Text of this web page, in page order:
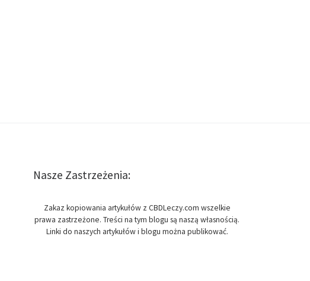
Nasze Zastrzeżenia:
Zakaz kopiowania artykułów z CBDLeczy.com wszelkie
prawa zastrzeżone. Treści na tym blogu są naszą własnością.
Linki do naszych artykułów i blogu można publikować.